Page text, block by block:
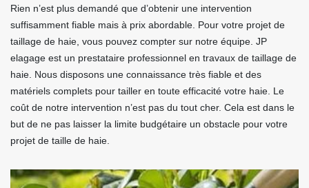
Rien n’est plus demandé que d’obtenir une intervention
suffisamment fiable mais à prix abordable. Pour votre projet de
taillage de haie, vous pouvez compter sur notre équipe. JP
elagage est un prestataire professionnel en travaux de taillage de
haie. Nous disposons une connaissance très fiable et des
matériels complets pour tailler en toute efficacité votre haie. Le
coût de notre intervention n’est pas du tout cher. Cela est dans le
but de ne pas laisser la limite budgétaire un obstacle pour votre
projet de taille de haie.